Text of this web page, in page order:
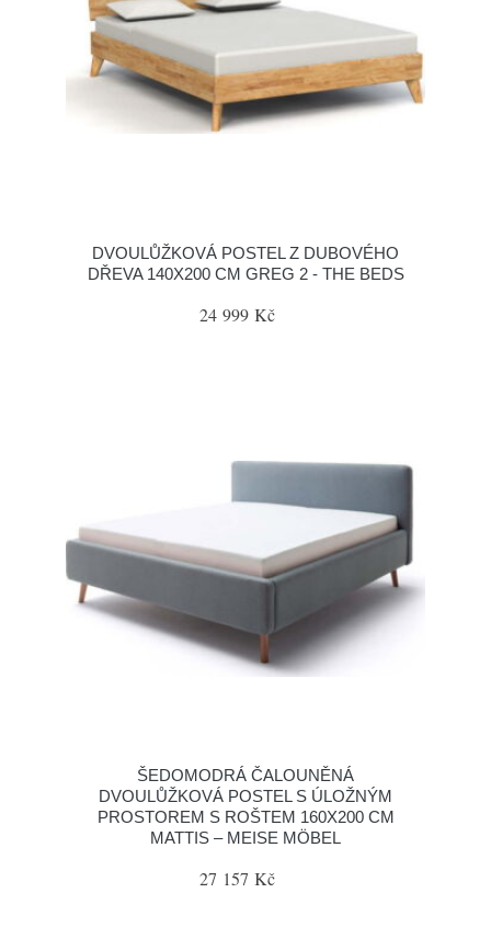
DVOULŮŽKOVÁ POSTEL Z DUBOVÉHO
DŘEVA 140X200 CM GREG 2 - THE BEDS
24 999 Kč
ŠEDOMODRÁ ČALOUNĚNÁ
DVOULŮŽKOVÁ POSTEL S ÚLOŽNÝM
PROSTOREM S ROŠTEM 160X200 CM
MATTIS – MEISE MÖBEL
27 157 Kč